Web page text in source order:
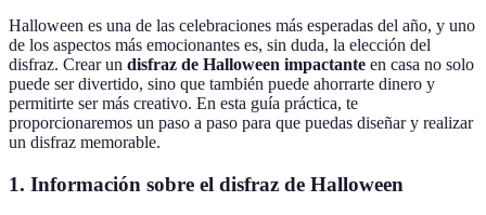
Halloween es una de las celebraciones más esperadas del año, y uno
de los aspectos más emocionantes es, sin duda, la elección del
disfraz. Crear un disfraz de Halloween impactante en casa no solo
puede ser divertido, sino que también puede ahorrarte dinero y
permitirte ser más creativo. En esta guía práctica, te
proporcionaremos un paso a paso para que puedas diseñar y realizar
un disfraz memorable.
1. Información sobre el disfraz de Halloween